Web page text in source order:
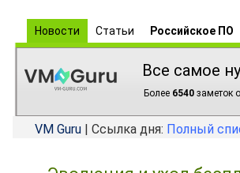
Новости Статьи Российское ПО
Все самое
Более 6540 заметок
VM Guru | Ссылка дня: Полный